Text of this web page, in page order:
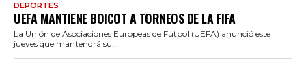
DEPORTES
UEFA MANTIENE BOICOT A TORNEOS DE LA FIFA
La Unión de Asociaciones Europeas de Futbol (UEFA) anunció este
jueves que mantendrá su...